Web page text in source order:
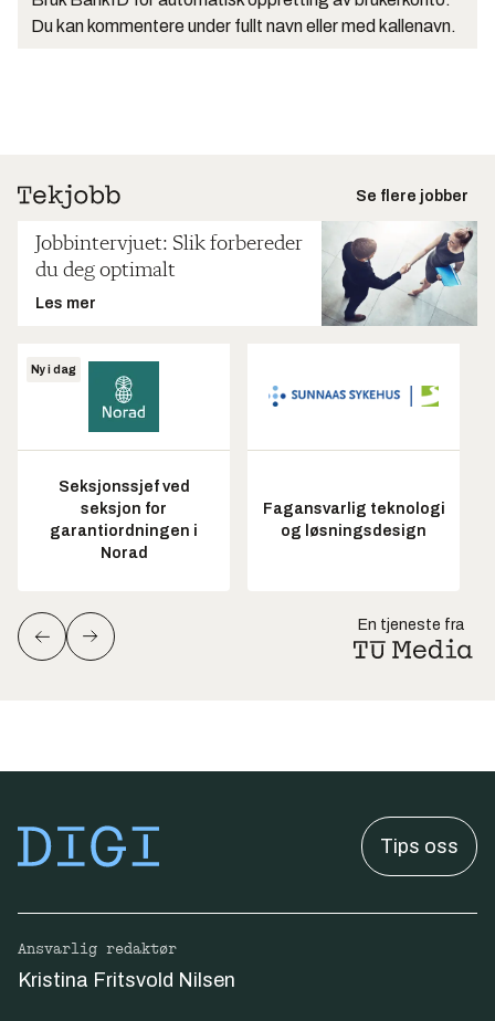
Du kan kommentere under fullt navn eller med kallenavn.
Se flere jobber
Jobbintervjuet: Slik forbereder
du deg optimalt
Les mer
Ny i dag
Seksjonssjef ved
seksjon for
garantiordningen i
Norad
Fagansvarlig teknologi
og løsningsdesign
En tjeneste fra
Tips oss
Ansvarlig redaktør
Kristina Fritsvold Nilsen